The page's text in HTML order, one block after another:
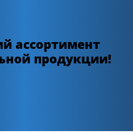
ассортимент
продукции!